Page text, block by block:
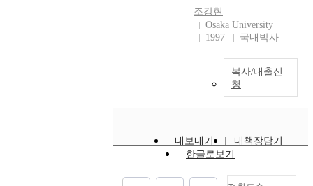
social-cultural context
where children's play and
their interaction take place
and has been developed
with a cable network
developing in the United
States in the 1980s. Now
they are exported and
broadcasted in Asia and
Europe as well as the
understand about how and
why infomercials have
on the aspect of industry
된다.
조강현
Osaka University
1997
국내박사
복사/대출신
청
내보내기
내책장담기
한글로보기